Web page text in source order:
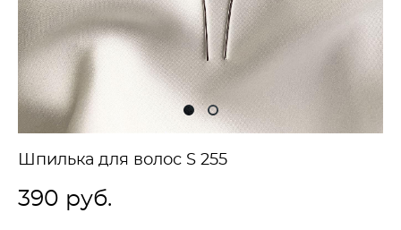
Шпилька для волос S 255
390 pуб.